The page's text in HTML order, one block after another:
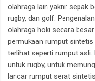
olahraga lain yakni: sepak
rugby, dan golf.
olahraga hoki secara
permukaan rumput
terlihat seperti rumput asli.
untuk rugby, untuk
lancar rumput serat